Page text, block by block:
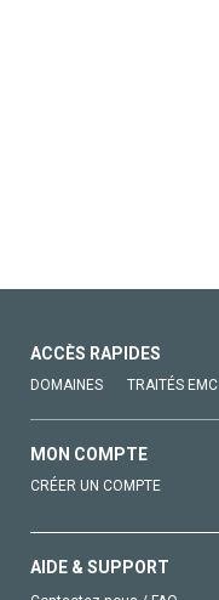
ACCÈS RAPIDES
DOMAINES TRAITÉS EMC
MON COMPTE
CRÉER UN COMPTE
AIDE & SUPPORT